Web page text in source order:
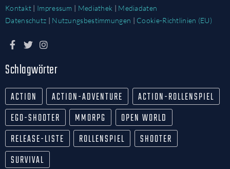
Kontakt | Impressum | Mediathek | Mediadaten
Datenschutz | Nutzungsbestimmungen | Cookie-Richtlinien (EU)
Schlagwörter
ACTION ACTION-ADVENTURE
ACTION-ROLLENSPIEL
EGO-SHOOTER
MMORPG
OPEN WORLD
RELEASE-LISTE
ROLLENSPIEL
SHOOTER
SURVIVAL